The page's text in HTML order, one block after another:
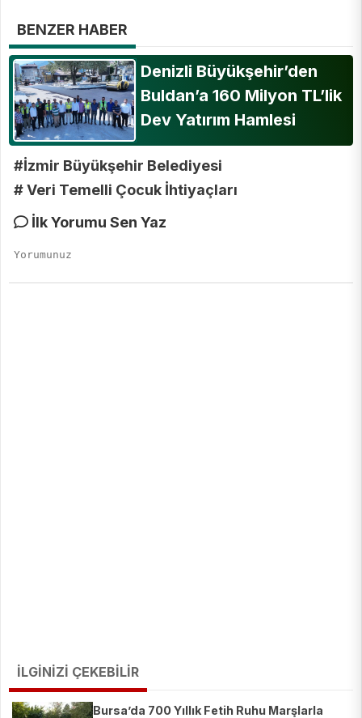
BENZER HABER
Denizli Büyükşehir’den
Buldan’a 160 Milyon TL’lik
Dev Yatırım Hamlesi
#İzmir Büyükşehir Belediyesi
# Veri Temelli Çocuk İhtiyaçları
İlk Yorumu Sen Yaz
İLGİNİZİ ÇEKEBİLİR
Bursa’da 700 Yıllık Fetih Ruhu Marşlarla